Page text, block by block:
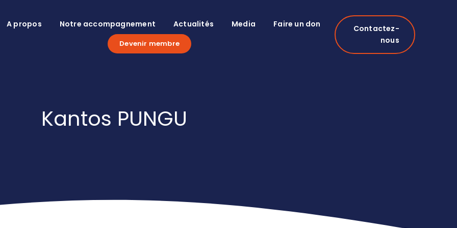
A propos Notre accompagnement Actualités Media Faire un don
Devenir membre
Contactez-
nous
Kantos PUNGU